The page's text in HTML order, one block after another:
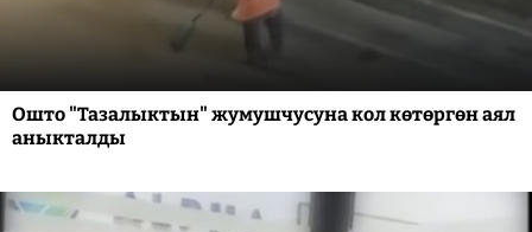
Ошто "Тазалыктын" жумушчусуна кол көтөргөн аял
аныкталды